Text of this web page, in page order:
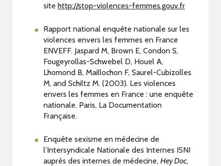
site http://stop-violences-femmes.gouv.fr
Rapport national enquête nationale sur les
violences envers les femmes en France
ENVEFF. Jaspard M, Brown E, Condon S,
Fougeyrollas-Schwebel D, Houel A,
Lhomond B, Maillochon F, Saurel-Cubizolles
M, and Schiltz M. (2003). Les violences
envers les femmes en France : une enquête
nationale. Paris, La Documentation
Française.
Enquête sexisme en médecine de
l’Intersyndicale Nationale des Internes ISNI
auprès des internes de médecine, Hey Doc,